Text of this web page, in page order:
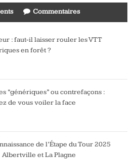
Commentaires
: faut-il laisser rouler les VTT
en forêt ?
“génériques” ou contrefaçons :
de vous voiler la face
de l’Étape du Tour 2025
Albertville et La Plagne